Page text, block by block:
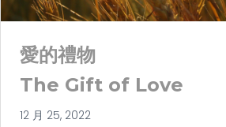
愛的禮物
The Gift of Love
12 月 25, 2022